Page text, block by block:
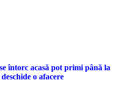
întorc acasă pot primi până la
o afacere